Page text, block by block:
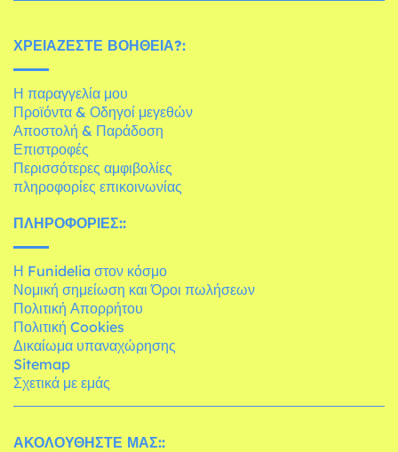
ΧΡΕΙΆΖΕΣΤΕ ΒΟΉΘΕΙΑ?:
Η παραγγελία μου
Προϊόντα & Οδηγοί μεγεθών
Αποστολή & Παράδοση
Επιστροφές
Περισσότερες αμφιβολίες
πληροφορίες επικοινωνίας
ΠΛΗΡΟΦΟΡΊΕΣ::
Η Funidelia στον κόσμο
Νομική σημείωση και Όροι πωλήσεων
Πολιτική Απορρήτου
Πολιτική Cookies
Δικαίωμα υπαναχώρησης
Sitemap
Σχετικά με εμάς
ΑΚΟΛΟΥΘΉΣΤΕ ΜΑΣ::